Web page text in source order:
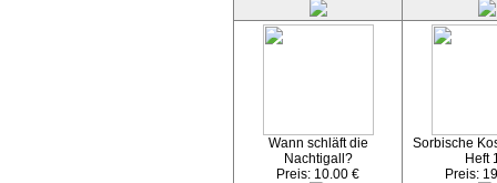
Wann schläft die
Nachtigall?
Preis: 10.00 €
Sorbische
Heft
Preis: